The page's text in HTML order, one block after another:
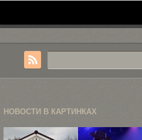
НОВОСТИ В КАРТИНКАХ